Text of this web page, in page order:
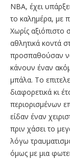
NBA, έχει
το καλημέρα, με
Χωρίς αξιόπιστο
αθλητικά κοντά
προσπαθούσαν
κάνουν έναν
μπάλα. Το
διαφορετικά κι
περιορισμένων
είδαν έναν
πριν χάσει το
λόγω
όμως με μια